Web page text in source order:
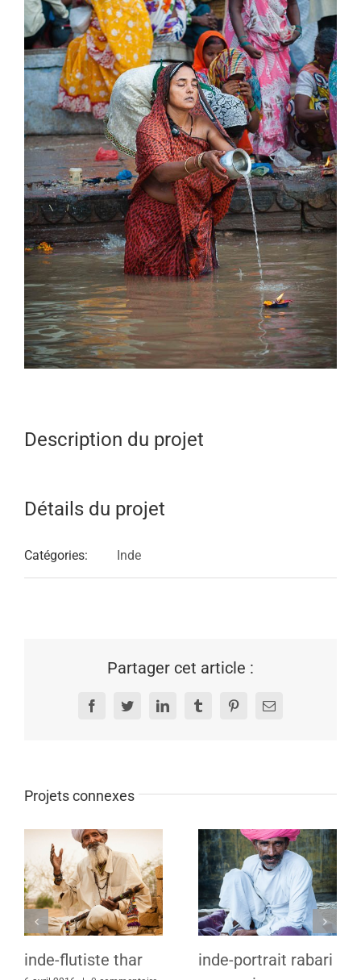
Description du projet
Détails du projet
Catégories: Inde
Partager cet article :
FacebookTwitterLinkedInTumblrPinterestEmail
Projets connexes
inde-flutiste thar
inde-portrait rabari